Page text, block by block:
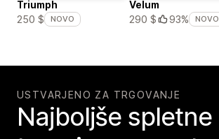
Triumph
250 $
NOVO
Velum
290 $
93% NOVO
USTVARJENO ZA TRGOVANJE
Najboljše spletne